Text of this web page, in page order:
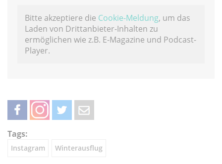
Bitte akzeptiere die Cookie-Meldung, um das
Laden von Drittanbieter-Inhalten zu
ermöglichen wie z.B. E-Magazine und Podcast-
Player.
teilen
Tags:
Instagram Winterausflug